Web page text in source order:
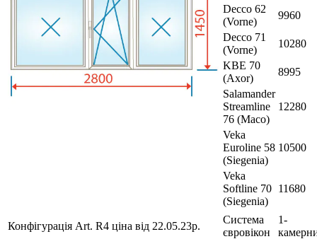
Decco 62
(Vorne)
9960
Decco 71
(Vorne)
10280
KBE 70
(Axor)
8995
Salamander
Streamline
76 (Maco)
12280
Veka
Euroline 58
(Siegenia)
10500
Veka
Softline 70
(Siegenia)
11680
Конфігурація Art. R4 ціна від 22.05.23р.
Система
євровікон
1-